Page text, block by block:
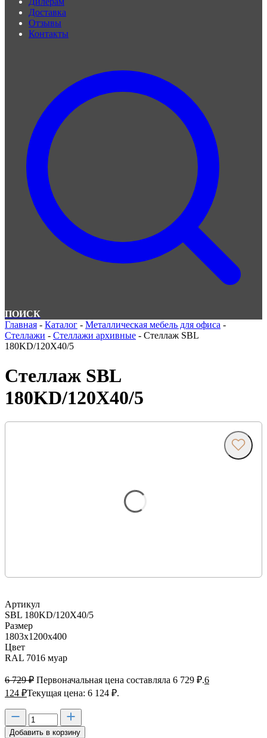
Доставка
Отзывы
Контакты
ПОИСК
Главная - Каталог - Металлическая мебель для офиса -
Стеллажи - Стеллажи архивные - Стеллаж SBL
180KD/120X40/5
Стеллаж SBL
180KD/120X40/5
Артикул
SBL 180KD/120X40/5
Размер
1803х1200х400
Цвет
RAL 7016 муар
6 729₽ Первоначальная цена составляла 6 729 ₽.6
124 ₽Текущая цена: 6 124 ₽.
Добавить в корзину